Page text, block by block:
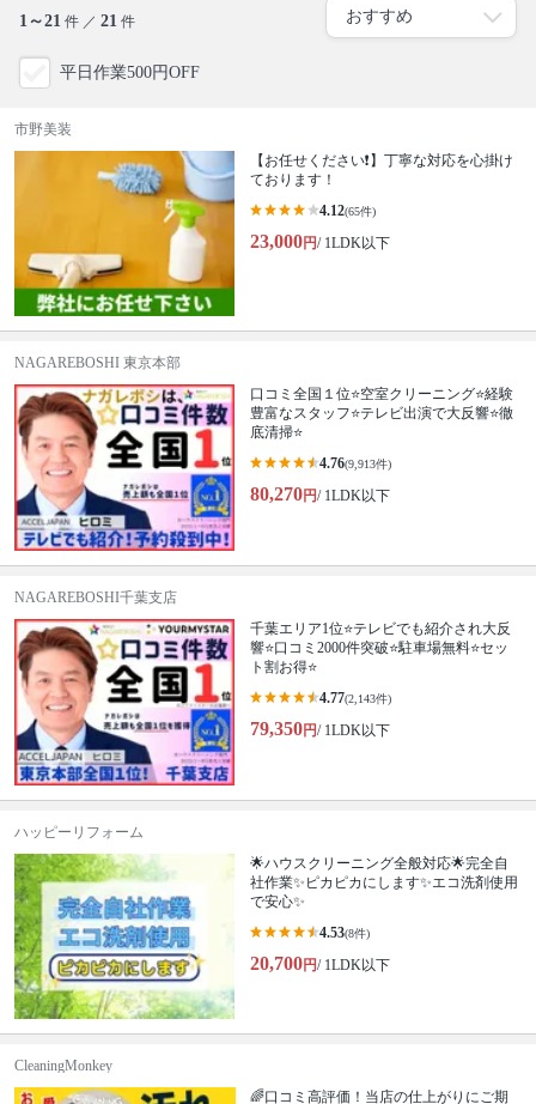
1～21 件 ／ 21 件
平日作業500円OFF
市野美装
【お任せください❗️】丁寧な対応を心掛け
ております！
4.12(65件)
23,000円/ 1LDK以下
NAGAREBOSHI 東京本部
口コミ全国１位⭐空室クリーニング⭐経験
豊富なスタッフ⭐テレビ出演で大反響⭐徹
底清掃⭐
4.76(9,913件)
80,270円/ 1LDK以下
NAGAREBOSHI千葉支店
千葉エリア1位⭐テレビでも紹介され大反
響⭐️口コミ2000件突破⭐️駐車場無料⭐セッ
ト割お得⭐
4.77(2,143件)
79,350円/ 1LDK以下
ハッピーリフォーム
🌟ハウスクリーニング全般対応🌟完全自
社作業✨️ピカピカにします✨️エコ洗剤使用
で安心✨
4.53(8件)
20,700円/ 1LDK以下
CleaningMonkey
🌈口コミ高評価！当店の仕上がりにご期